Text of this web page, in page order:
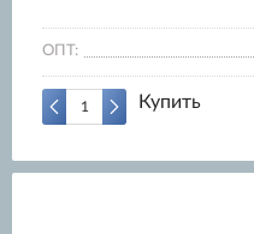
ОПТ:
Купить